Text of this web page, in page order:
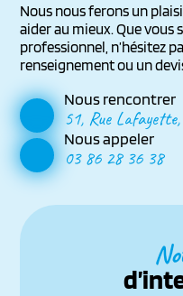
Nous nous ferons un
aider au mieux. Que vous
professionnel, n’hésitez
renseignement ou un
Nous rencontrer
51, Rue
Nous appeler
03 86 28 36 38